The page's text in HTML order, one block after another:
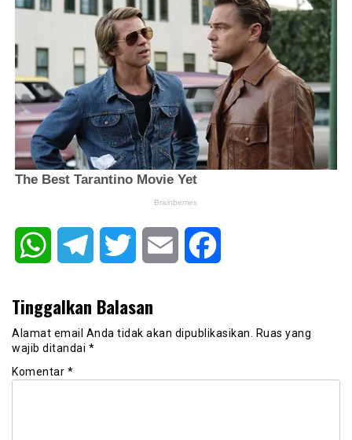
WhatsAppTelegram Twitter Email
Tinggalkan Balasan
Alamat email Anda tidak akan dipublikasikan.
Ruas yang
wajib ditandai *
Komentar *